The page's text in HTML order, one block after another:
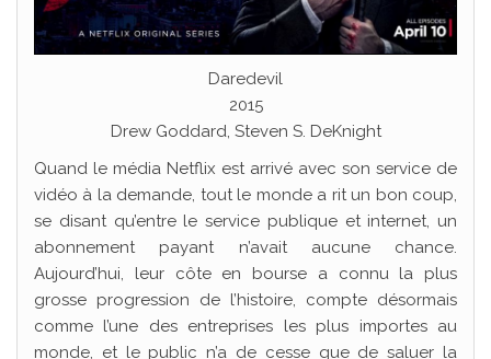
Daredevil
2015
Drew Goddard, Steven S. DeKnight
Quand le média Netflix est arrivé avec son service de
vidéo à la demande, tout le monde a rit un bon coup,
se disant qu’entre le service publique et internet, un
abonnement payant n’avait aucune chance.
Aujourd’hui, leur côte en bourse a connu la plus
grosse progression de l’histoire, compte désormais
comme l’une des entreprises les plus importes au
monde, et le public n’a de cesse que de saluer la